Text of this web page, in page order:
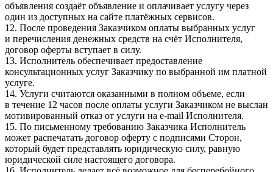
объявления создаёт объявление и оплачивает услугу через
один из доступных на сайте платёжных сервисов.
12. После проведения Заказчиком оплаты выбранных услуг
и перечисления денежных средств на счёт Исполнителя,
договор оферты вступает в силу.
13. Исполнитель обеспечивает предоставление
консультационных услуг Заказчику по выбранной им платной
услуге.
14. Услуги считаются оказанными в полном объеме, если
в течение 12 часов после оплаты услуги Заказчиком не выслан
мотивированный отказ от услуги на e-mail Исполнителя.
15. По письменному требованию Заказчика Исполнитель
может распечатать договор оферту с подписями Сторон,
который будет представлять юридическую силу, равную
юридической силе настоящего договора.